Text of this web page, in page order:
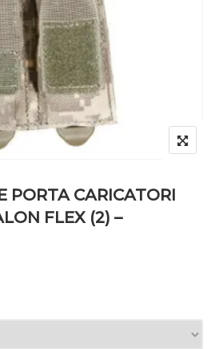
PORTA CARICATORI
FLEX (2) –